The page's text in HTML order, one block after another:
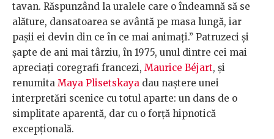
tavan. Răspunzând la uralele care o îndeamnă să se
alăture, dansatoarea se avântă pe masa lungă, iar
pașii ei devin din ce în ce mai animați.” Patruzeci și
șapte de ani mai târziu, în 1975, unul dintre cei mai
apreciați coregrafi francezi, Maurice Béjart, și
renumita Maya Plisetskaya dau naștere unei
interpretări scenice cu totul aparte: un dans de o
simplitate aparentă, dar cu o forță hipnotică
excepțională.